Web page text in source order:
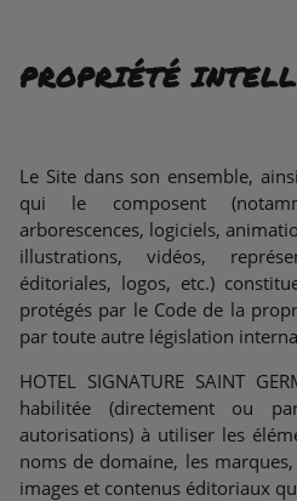
PROPRIÉTÉ
Le Site dans son ensemble,
qui le composent
arborescences, logiciels,
illustrations, vidéos,
éditoriales, logos, etc.)
protégés par le Code de la
par toute autre législation
HOTEL SIGNATURE SAINT
habilitée (directement ou
autorisations) à utiliser les
noms de domaine, les
images et contenus éditoriaux